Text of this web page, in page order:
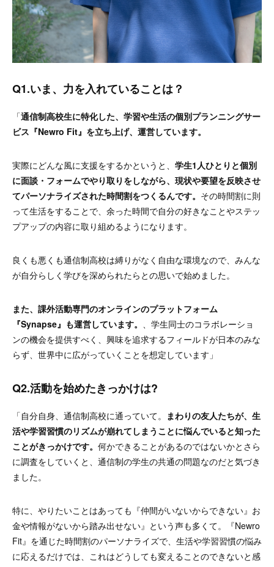
Q1.いま、力を入れていることは？
「通信制高校生に特化した、学習や生活の個別プランニングサー
ビス『Newro Fit』を立ち上げ、運営しています。
実際にどんな風に支援をするかというと、 学生1人ひとりと個別
に面談・フォームでやり取りをしながら、現状や要望を反映させ
てパーソナライズされた時間割をつくるんです。 その時間割に則
って生活をすることで、余った時間で自分の好きなことやステッ
プアップの内容に取り組めるようになります。
良くも悪くも通信制高校は縛りがなく自由な環境なので、みんな
が自分らしく学びを深められたらとの思いで始めました。
また、課外活動専門のオンラインのプラットフォーム
『Synapse』も運営しています。
、学生同士のコラボレーショ
ンの機会を提供すべく、興味を追求するフィールドが日本のみな
らず、世界中に広がっていくことを想定しています」
Q2.活動を始めたきっかけは?
「自分自身、通信制高校に通っていて。
まわりの友人たちが、生
活や学習習慣のリズムが崩れてしまうことに悩んでいると知った
ことがきっかけです。 何かできることがあるのではないかとさら
に調査をしていくと、通信制の学生の共通の問題なのだと気づき
ました。
特に、やりたいことはあっても『仲間がいないからできない』お
金や情報がないから踏み出せない』という声も多くて。『Newro
Fit』を通じた時間割のパーソナライズで、生活や学習習慣の悩み
に応えるだけでは、これはどうしても変えることのできないと感